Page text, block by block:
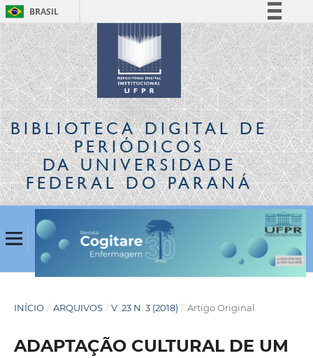
BRASIL
Simplifique!
Comunica BR
Participe
Acesso à informação
Legislação
Canais
BIBLIOTECA DIGITALDE
PERIÓDICOS
DA UNIVERSIDADE
FEDERAL DO PARANÁ
INÍCIO / ARQUIVOS / V. 23 N. 3 (2018) / Artigo Original
ADAPTAÇÃO CULTURAL DE UM